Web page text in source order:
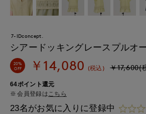
7-IDconcept.
シアードッキングレースプルオ
20%
OFF
￥14,080 (税込) ￥17,600(
64ポイント還元
会員登録は こちら
23名がお気に入りに登録中